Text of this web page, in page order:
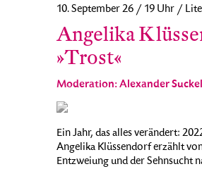
10. September 26 / 19 Uhr /
Angelika
»Trost«
Moderation: Alexander Suckel
Ein Jahr, das alles verändert:
Angelika Klüssendorf erzählt
Entzweiung und der Sehnsucht